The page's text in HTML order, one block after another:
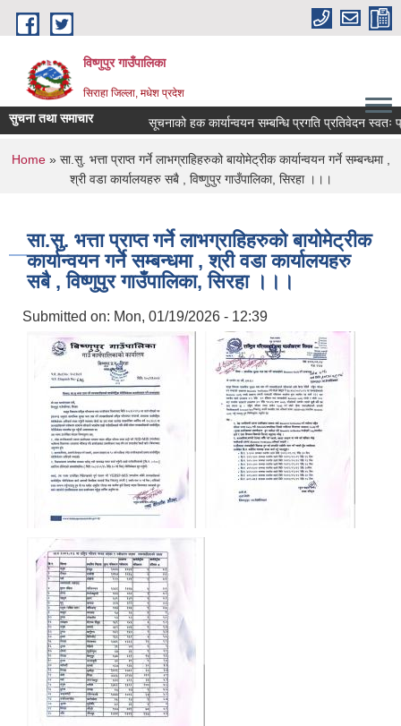
Skip to main content
विष्णुपुर गाउँपालिका
सिराहा जिल्ला, मधेश प्रदेश
सुचना तथा समाचार सूचनाको हक कार्यान्वयन सम्बन्धि प्रगति प्रतिवेदन
You are here
Home» सा.सु. भत्ता प्राप्त गर्ने लाभग्राहिहरुको बायोमेट्रीक कार्यान्वयन गर्ने सम्बन्धमा ,
श्री वडा कार्यालयहरु सबै , विष्णुपुर गाउँपालिका, सिरहा ।।।
सा.सु. भत्ता प्राप्त गर्ने लाभग्राहिहरुको बायोमेट्रीक
कार्यान्वयन गर्ने सम्बन्धमा , श्री वडा कार्यालयहरु
सबै , विष्णुपुर गाउँपालिका, सिरहा ।।।
Submitted on: Mon, 01/19/2026 - 12:39